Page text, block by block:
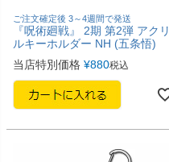
ご注文確定後 3～4週間で発送
『呪術廻戦』 2期 第2弾 アクリ
ルキーホルダー NH (五条悟)
当店特別価格 ¥880税込